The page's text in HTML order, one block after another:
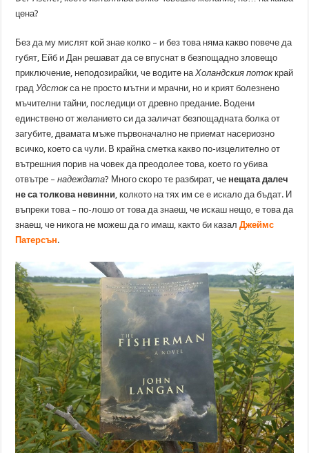
цена?
Без да му мислят кой знае колко – и без това няма какво повече да
губят, Ейб и Дан решават да се впуснат в безпощадно зловещо
приключение, неподозирайки, че водите наХоландския потоккрай
градУдстокса не просто мътни и мрачни, но и крият болезнено
мъчителни тайни, последици от древно предание. Водени
единствено от желанието си да заличат безпощадната болка от
загубите, двамата мъже първоначално не приемат насериозно
всичко, което са чули. В крайна сметка какво по-изцелително от
вътрешния порив на човек да преодолее това, което го убива
отвътре –надеждата? Много скоро те разбират, че нещата далеч
не са толкова невинни, колкото на тях им се е искало да бъдат. И
въпреки това – по-лошо от това да знаеш, че искаш нещо, е това да
знаеш, че никога не можеш да го имаш, както би казалДжеймс
Патерсън.